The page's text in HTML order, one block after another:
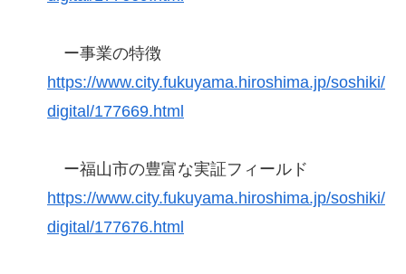
ー事業の特徴
https://www.city.fukuyama.hiroshima.jp/soshiki/
digital/177669.html
ー福山市の豊富な実証フィールド
https://www.city.fukuyama.hiroshima.jp/soshiki/
digital/177676.html